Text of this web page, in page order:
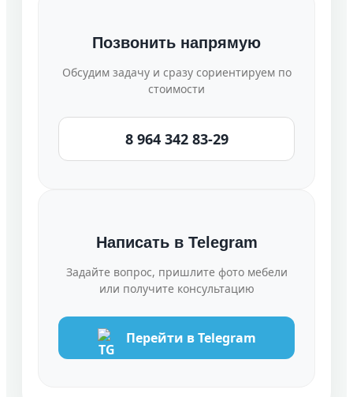
Позвонить напрямую
Обсудим задачу и сразу сориентируем по
стоимости
8 964 342 83-29
Написать в Telegram
Задайте вопрос, пришлите фото мебели
или получите консультацию
Перейти в Telegram